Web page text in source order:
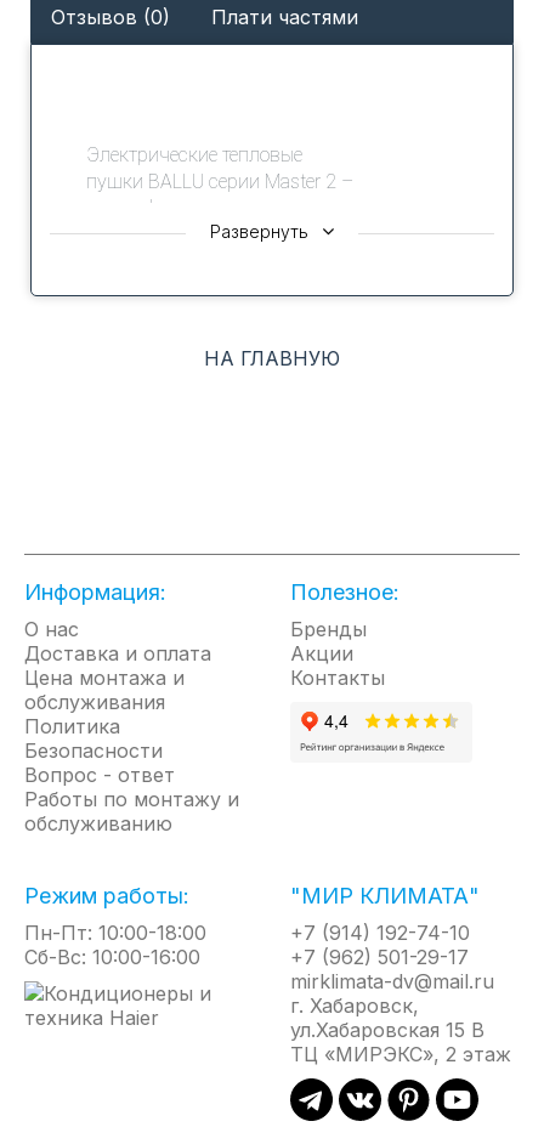
Отзывов (0) Плати частями
Электрические тепловые
пушки BALLU серии Master 2 –
новая флагманская серия
профессиональных
объектах, где есть
качестве переносных
вентиляторов. Новая панель
управления со световой
индикацией показывает
активный режим нагрева.
Тепловентиляторы серии
Master 2 имеют повышенную
степень пылевлагозащиты
IP24, что позволяет
использовать приборы во
влажных помещениях и на
В приборах серии
применяются электрические
компоненты с большим
ресурсом работы,
высокоточный капиллярный
терморегулятор и защитный
блокировки автоматического
Развернуть
НА ГЛАВНУЮ
Информация:
О нас
Доставка и оплата
Цена монтажа и
обслуживания
Политика
Безопасности
Вопрос - ответ
Работы по монтажу и
обслуживанию
Полезное:
Бренды
Акции
Контакты
Режим работы:
Пн-Пт: 10:00-18:00
Сб-Вс: 10:00-16:00
"МИР КЛИМАТА"
+7 (914) 192-74-10
+7 (962) 501-29-17
mirklimata-dv@mail.ru
г. Хабаровск,
ул.Хабаровская 15 В
ТЦ «МИРЭКС», 2 этаж